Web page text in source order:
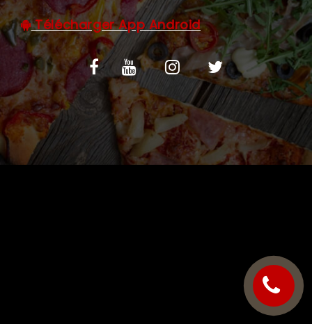
MENTIONS LÉGALES
C.G.V
Télécharger App Android